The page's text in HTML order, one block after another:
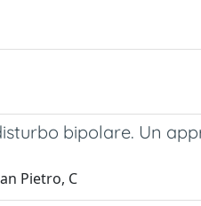
bipolare. Un
Pietro, C